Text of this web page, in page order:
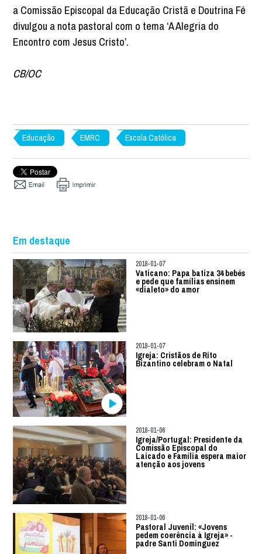
a Comissão Episcopal da Educação Cristã e Doutrina Fé
divulgou a nota pastoral com o tema ‘A Alegria do
Encontro com Jesus Cristo’.
CB/OC
Educação EMRC Escola Católica
Em destaque
2018-01-07
Vaticano: Papa batiza 34 bebés
e pede que famílias ensinem
«dialeto» do amor
2018-01-07
Igreja: Cristãos de Rito
Bizantino celebram o Natal
2018-01-06
Igreja/Portugal: Presidente da
Comissão Episcopal do
Laicado e Família espera maior
atenção aos jovens
2018-01-06
Pastoral Juvenil: «Jovens
pedem coerência à Igreja» -
padre Santi Dominguez